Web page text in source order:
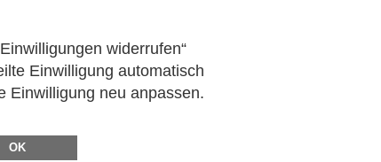
Mitarbeiterin an der Bundesanstalt
Einzeldaten und der
Von April 2020 bis Dezember 2022 leitete
und Bundeswahlleiterin. (Foto: Statistisches
widerrufen“
Einwilligung automatisch
Einwilligung neu anpassen.
OK